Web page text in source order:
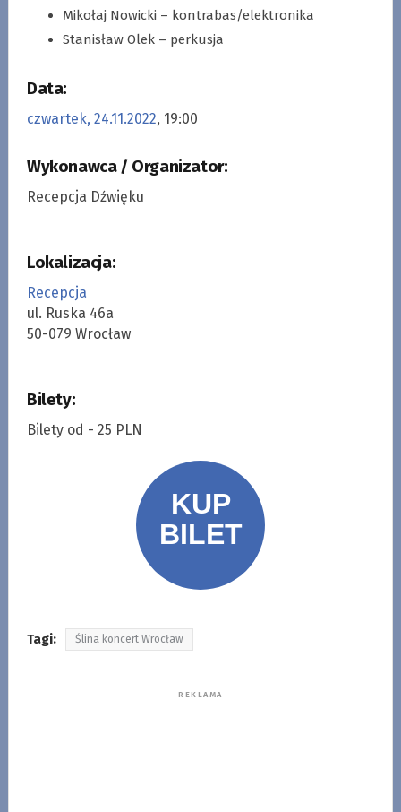
Mikołaj Nowicki – kontrabas/elektronika
Stanisław Olek – perkusja
Data:
czwartek, 24.11.2022, 19:00
Wykonawca / Organizator:
Recepcja Dźwięku
Lokalizacja:
Recepcja
ul. Ruska 46a
50-079 Wrocław
Bilety:
Bilety od - 25 PLN
Tagi: Ślina koncert Wrocław